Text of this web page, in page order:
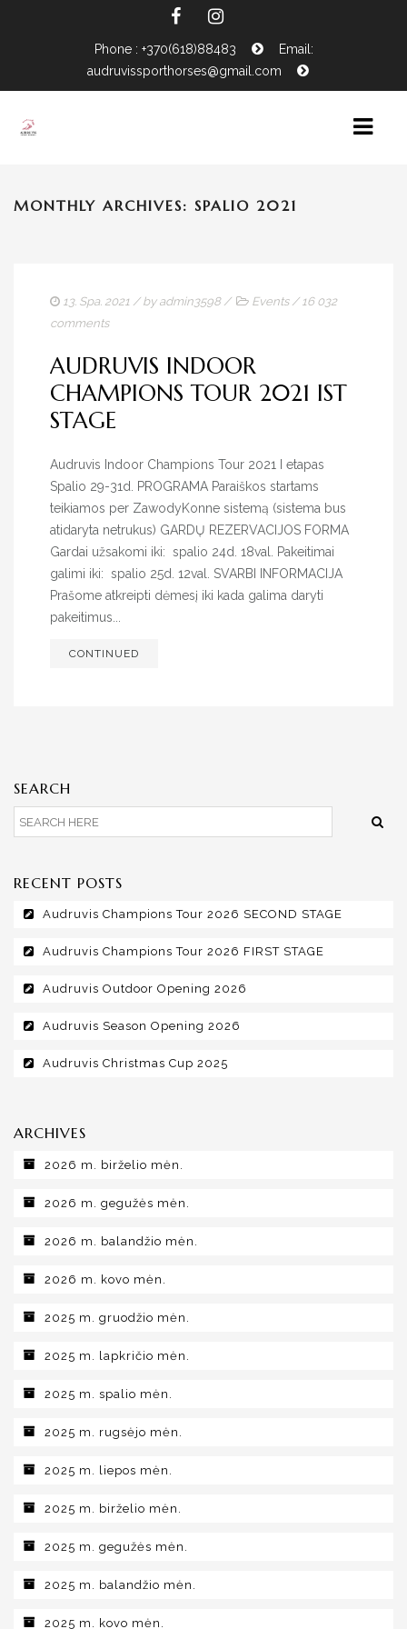
Phone : +370(618)88483
Email:
audruvissporthorses@gmail.com
HOME
EVENTS CALENDAR
MONTHLY ARCHIVES: SPALIO 2021
13. Spa. 2021 / by admin3598/ Events/ 16 032
comments
AUDRUVIS INDOOR
CHAMPIONS TOUR 2021 IST
STAGE
Audruvis Indoor Champions Tour 2021 I etapas
Spalio 29-31d. PROGRAMA Paraiškos startams
teikiamos per ZawodyKonne sistemą (sistema bus
atidaryta netrukus) GARDŲ REZERVACIJOS FORMA
Gardai užsakomi iki: spalio 24d. 18val. Pakeitimai
galimi iki: spalio 25d. 12val. SVARBI INFORMACIJA
Prašome atkreipti dėmesį iki kada galima daryti
pakeitimus...
CONTINUED
SEARCH
RECENT POSTS
Audruvis Champions Tour 2026 SECOND STAGE
Audruvis Champions Tour 2026 FIRST STAGE
Audruvis Outdoor Opening 2026
Audruvis Season Opening 2026
Audruvis Christmas Cup 2025
ARCHIVES
2026 m. birželio mėn.
2026 m. gegužės mėn.
2026 m. balandžio mėn.
2026 m. kovo mėn.
2025 m. gruodžio mėn.
2025 m. lapkričio mėn.
2025 m. spalio mėn.
2025 m. rugsėjo mėn.
2025 m. liepos mėn.
2025 m. birželio mėn.
2025 m. gegužės mėn.
2025 m. balandžio mėn.
2025 m. kovo mėn.